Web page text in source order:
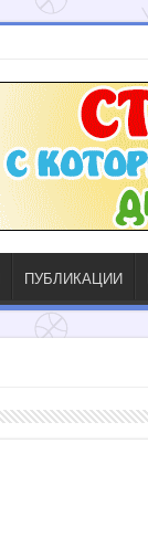
ПУБЛИКАЦИИ